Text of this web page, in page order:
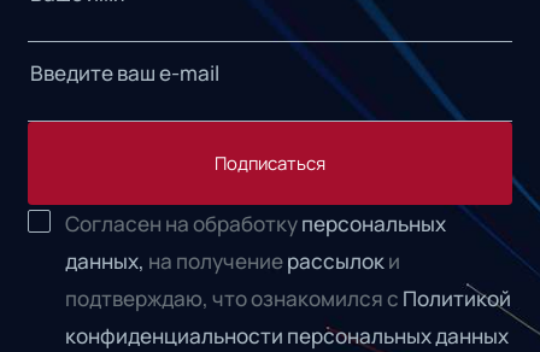
Подписаться
Согласен на обработкуперсональных
данных, на получениерассылоки
подтверждаю, что ознакомился с Политикой
конфиденциальности персональных данных